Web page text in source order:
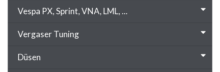
Vespa PX, Sprint, VNA, LML, ...
Vergaser Tuning
Düsen